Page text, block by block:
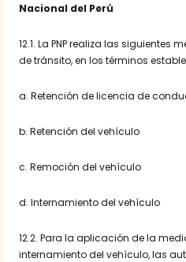
Nacional del Perú
12.1. La PNP realiza las
de tránsito, en los términos
a. Retención de licencia de
b. Retención del vehículo
c. Remoción del vehículo
d. Internamiento del vehículo
12.2. Para la aplicación de la
internamiento del vehículo, las